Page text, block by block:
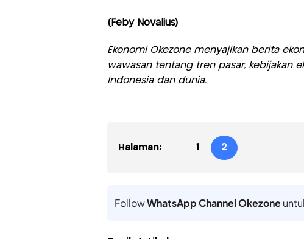
(Feby Novalius)
Ekonomi Okezone menyajikan berita
wawasan tentang tren pasar, kebijakan
Indonesia dan dunia.
Halaman: 1 2
FollowWhatsApp Channel Okezone